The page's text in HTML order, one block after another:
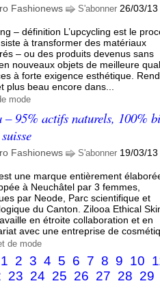
Fashionews S'abonner 26/03/13
– définition L’upcycling est le
à transformer des matériaux
– ou des produits devenus sans
nouveaux objets de meilleure
à forte exigence esthétique.
plus beau encore dans...
mode
– 95% actifs naturels, 100%
Fashionews S'abonner 19/03/13
une marque entièrement
à Neuchâtel par 3 femmes,
par Neode, Parc scientifique et
du Canton. Zilooa Ethical
en étroite collaboration et en
avec une entreprise de
de mode
1 2 3 4 5 6 7 8 9 10
23 24 25 26 27 28 29